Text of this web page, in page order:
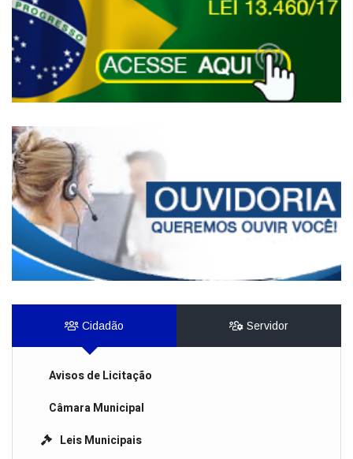
Cidadão Servidor
Avisos de Licitação
Câmara Municipal
Leis Municipais